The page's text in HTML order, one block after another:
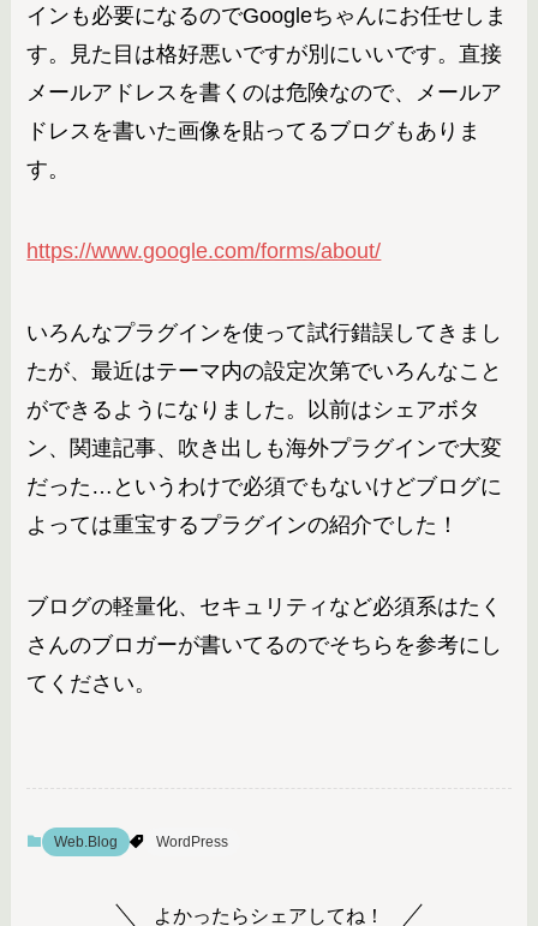
インも必要になるのでGoogleちゃんにお任せしま
す。見た目は格好悪いですが別にいいです。直接
メールアドレスを書くのは危険なので、メールア
ドレスを書いた画像を貼ってるブログもありま
す。
https://www.google.com/forms/about/
いろんなプラグインを使って試行錯誤してきまし
たが、最近はテーマ内の設定次第でいろんなこと
ができるようになりました。以前はシェアボタ
ン、関連記事、吹き出しも海外プラグインで大変
だった…というわけで必須でもないけどブログに
よっては重宝するプラグインの紹介でした！
ブログの軽量化、セキュリティなど必須系はたく
さんのブロガーが書いてるのでそちらを参考にし
てください。
Web.Blog WordPress
よかったらシェアしてね！